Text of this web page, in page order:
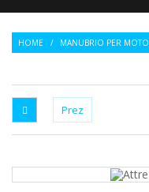
HOME / MANUBRIO PER MOTO